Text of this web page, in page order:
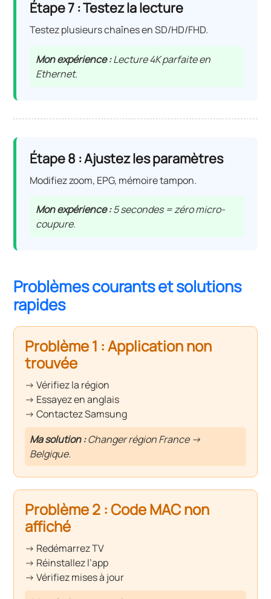
Étape 7 : Testez la lecture
Testez plusieurs chaînes en SD/HD/FHD.
Mon expérience :Lecture 4K parfaite en
Ethernet.
Étape 8 : Ajustez les paramètres
Modifiez zoom, EPG, mémoire tampon.
Mon expérience :5 secondes = zéro micro-
coupure.
Problèmes courants et solutions
rapides
Problème 1 : Application non
trouvée
→ Vérifiez la région
→ Essayez en anglais
→ Contactez Samsung
Ma solution :Changer région France →
Belgique.
Problème 2 : Code MAC non
affiché
→ Redémarrez TV
→ Réinstallez l’app
→ Vérifiez mises à jour